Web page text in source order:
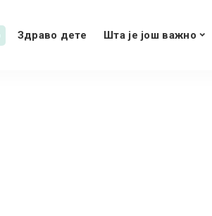
Здраво дете Шта је још важно